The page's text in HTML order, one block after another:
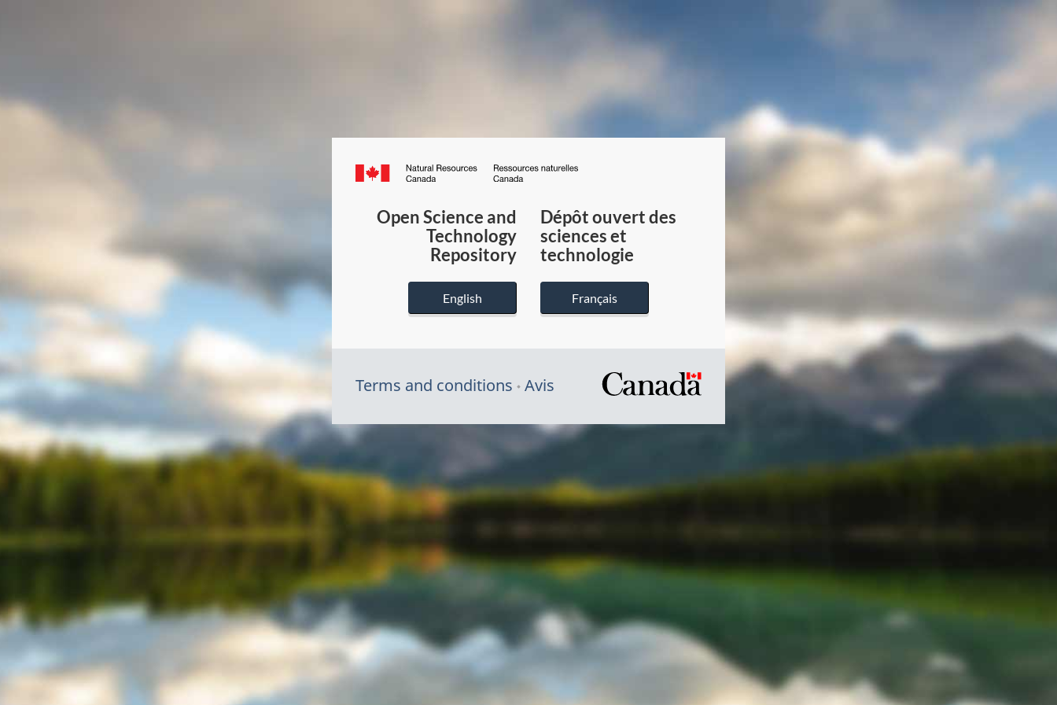
Canada.ca
du
Canada
Open Science and
Technology
Repository
English
Dépôt ouvert des
sciences et
technologie
Français
Terms and conditions Avis
/
gouvernement
du